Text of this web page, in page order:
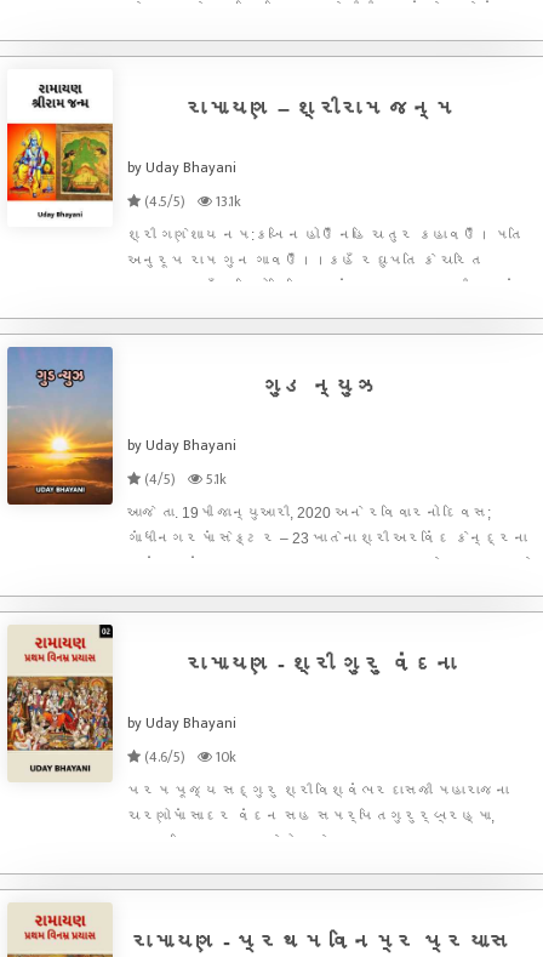
હેઠળ અનેક અનિશ્ચિતતા સાથે જીવી રહ્યું છે. હવે શું નવા
તેવા અનેક પ્રશ્નો દરેકના અર્ધજાગ્રત મનમાં
રામાયણ – શ્રીરામ જન્મ
by Uday Bhayani
(4.5/5)
13.1k
શ્રી ગણેશાય નમ:કબિ ન હોઉઁ નહિ ચતુર કહાવઉઁ। મતિ
અનુરૂપ રામ ગુન ગાવઉઁ।।કહઁ રઘુપતિ કે ચરિત
અપારા। કહઁ મતિ મોરિ નિરત સંસારા॥પ્રભુ શ્રી રામનું
મનુષ્ય છું, છતાં પોતાની બુદ્ધિ અનુસાર રામાયણ વિશે
ગુડ ન્યુઝ
by Uday Bhayani
(4/5)
5.1k
આજે તા. 19મી જાન્યુઆરી, 2020 અને રવિવારનો દિવસ;
ગાંધીનગરમાં સેક્ટર – 23 ખાતેના શ્રી અરવિંદ કેન્દ્રના
પ્રાંગણનું આહલાદક વાતાવરણ... વાહ... ખરેખર અત્યારે
હોલની નીરવ શાંતિ, બહાર નીકળીએ એટલે ભરતનાટ્યમ્
રામાયણ - શ્રી ગુરુ વંદના
by Uday Bhayani
(4.6/5)
10k
પરમ પૂજ્ય સદ્‌ગુરુ શ્રી વિશ્વંભરદાસજી મહારાજના
ચરણોમાં સાદર વંદન સહ સમર્પિતગુરુર્બ્રહ્મા,
ગુરુર્વિષ્ણુ, ગુરુર્દેવો મહેશ્વર: । ગુરુ: સાક્ષાત
સાત્વિક ભક્તિનું સર્જન કરતા બ્રહ્મા સ્વરૂપ શ્રી
રામાયણ - પ્રથમ વિનમ્ર પ્રયાસ